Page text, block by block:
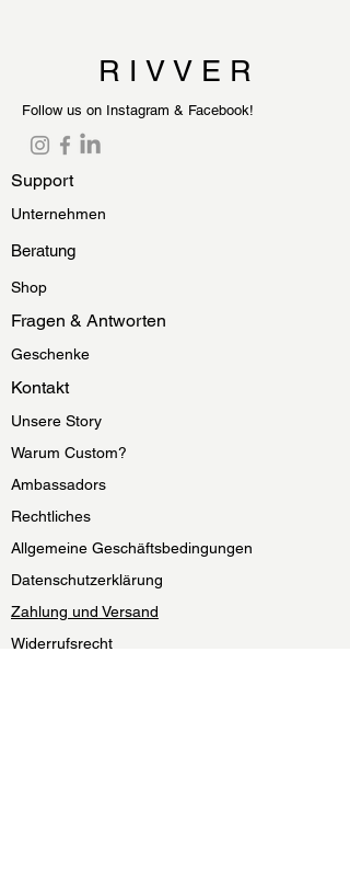
R I V V E R
Follow us on Instagram & Facebook!
Support
Unternehmen
Beratung
Shop
Fragen & Antworten
Geschenke
Kontakt
Unsere Story
Warum Custom?
Ambassadors
Rechtliches
Allgemeine Geschäftsbedingungen
Datenschutzerklärung
Zahlung und Versand
Widerrufsrecht